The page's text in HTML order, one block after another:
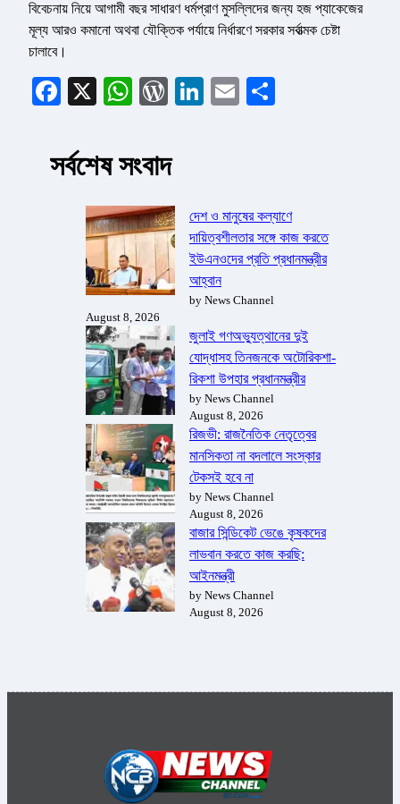
বিবেচনায় নিয়ে আগামী বছর সাধারণ ধর্মপ্রাণ মুসল্লিদের জন্য হজ প্যাকেজের
মূল্য আরও কমানো অথবা যৌক্তিক পর্যায়ে নির্ধারণে সরকার সর্বাত্মক চেষ্টা
চালাবে।
Facebook
X WhatsApp
WordPress
LinkedIn
Email
সর্বশেষ সংবাদ
দেশ ও মানুষের কল্যাণে
দায়িত্বশীলতার সঙ্গে কাজ করতে
ইউএনওদের প্রতি প্রধানমন্ত্রীর
আহ্বান
by News Channel
August 8, 2026
জুলাই গণঅভ্যুত্থানের দুই
যোদ্ধাসহ তিনজনকে অটোরিকশা-
রিকশা উপহার প্রধানমন্ত্রীর
by News Channel
August 8, 2026
রিজভী: রাজনৈতিক নেতৃত্বের
মানসিকতা না বদলালে সংস্কার
টেকসই হবে না
by News Channel
August 8, 2026
বাজার সিন্ডিকেট ভেঙে কৃষকদের
লাভবান করতে কাজ করছি:
আইনমন্ত্রী
by News Channel
August 8, 2026